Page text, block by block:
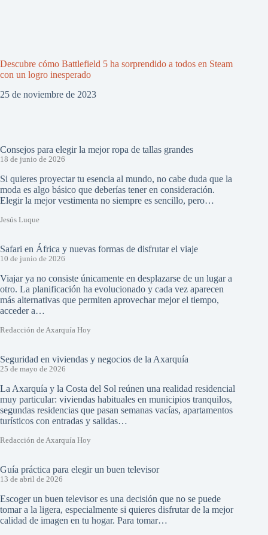
Descubre cómo Battlefield 5 ha sorprendido a todos en Steam
con un logro inesperado
25 de noviembre de 2023
Consejos para elegir la mejor ropa de tallas grandes
18 de junio de 2026
Si quieres proyectar tu esencia al mundo, no cabe duda que la
moda es algo básico que deberías tener en consideración.
Elegir la mejor vestimenta no siempre es sencillo, pero…
Jesús Luque
Safari en África y nuevas formas de disfrutar el viaje
10 de junio de 2026
Viajar ya no consiste únicamente en desplazarse de un lugar a
otro. La planificación ha evolucionado y cada vez aparecen
más alternativas que permiten aprovechar mejor el tiempo,
acceder a…
Redacción de Axarquía Hoy
Seguridad en viviendas y negocios de la Axarquía
25 de mayo de 2026
La Axarquía y la Costa del Sol reúnen una realidad residencial
muy particular: viviendas habituales en municipios tranquilos,
segundas residencias que pasan semanas vacías, apartamentos
turísticos con entradas y salidas…
Redacción de Axarquía Hoy
Guía práctica para elegir un buen televisor
13 de abril de 2026
Escoger un buen televisor es una decisión que no se puede
tomar a la ligera, especialmente si quieres disfrutar de la mejor
calidad de imagen en tu hogar. Para tomar…